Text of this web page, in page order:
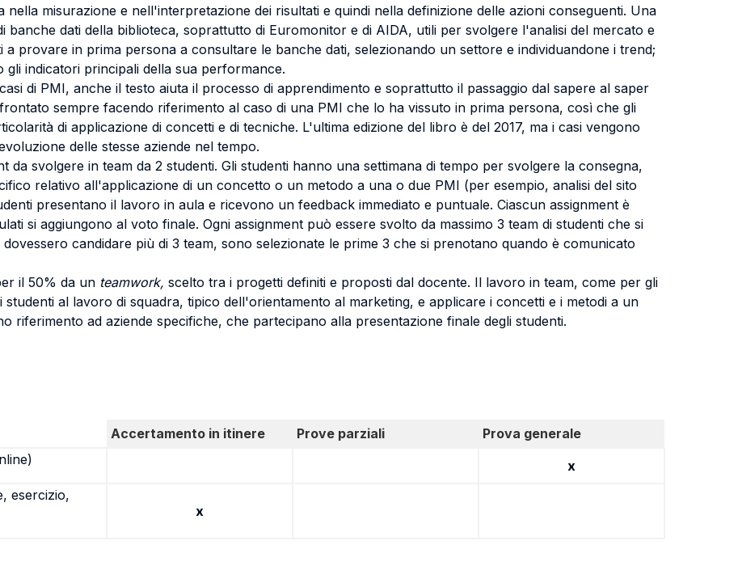
misurazione e nell'interpretazione dei risultati e quindi nella definizione delle azioni conseguenti. Una
banche dati della biblioteca, soprattutto di Euromonitor e di AIDA, utili per svolgere l'analisi del mercato e
provare in prima persona a consultare le banche dati, selezionando un settore e individuandone i trend;
indicatori principali della sua performance.
di PMI, anche il testo aiuta il processo di apprendimento e soprattutto il passaggio dal sapere al saper
sempre facendo riferimento al caso di una PMI che lo ha vissuto in prima persona, così che gli
di applicazione di concetti e di tecniche. L'ultima edizione del libro è del 2017, ma i casi vengono
delle stesse aziende nel tempo.
da svolgere in team da 2 studenti. Gli studenti hanno una settimana di tempo per svolgere la consegna,
relativo all'applicazione di un concetto o un metodo a una o due PMI (per esempio, analisi del sito
presentano il lavoro in aula e ricevono un feedback immediato e puntuale. Ciascun assignment è
si aggiungono al voto finale. Ogni assignment può essere svolto da massimo 3 team di studenti che si
candidare più di 3 team, sono selezionate le prime 3 che si prenotano quando è comunicato
il 50% da un teamwork, scelto tra i progetti definiti e proposti dal docente. Il lavoro in team, come per gli
studenti al lavoro di squadra, tipico dell'orientamento al marketing, e applicare i concetti e i metodi a un
riferimento ad aziende specifiche, che partecipano alla presentazione finale degli studenti.
Accertamento in itinere Prove parziali
Prova generale
x
esercizio,
x